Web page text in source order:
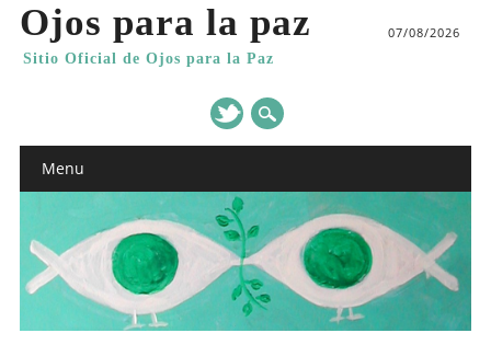
Ojos para la paz
Sitio Oficial de Ojos para la Paz
07/08/2026
Main menu
Menu